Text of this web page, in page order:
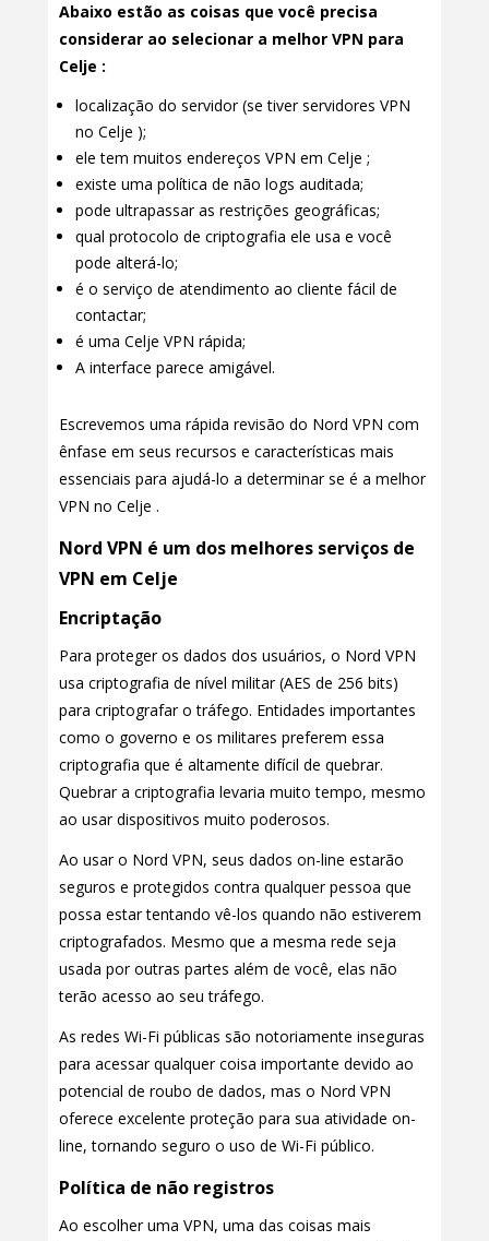
Abaixo estão as coisas que você precisa
considerar ao selecionar a melhor VPN para
Celje :
localização do servidor (se tiver servidores VPN
no Celje );
ele tem muitos endereços VPN em Celje ;
existe uma política de não logs auditada;
pode ultrapassar as restrições geográficas;
qual protocolo de criptografia ele usa e você
pode alterá-lo;
é o serviço de atendimento ao cliente fácil de
contactar;
é uma Celje VPN rápida;
A interface parece amigável.
Escrevemos uma rápida revisão do Nord VPN com
ênfase em seus recursos e características mais
essenciais para ajudá-lo a determinar se é a melhor
VPN no Celje .
Nord VPN é um dos melhores serviços de
VPN em Celje
Encriptação
Para proteger os dados dos usuários, o Nord VPN
usa criptografia de nível militar (AES de 256 bits)
para criptografar o tráfego. Entidades importantes
como o governo e os militares preferem essa
criptografia que é altamente difícil de quebrar.
Quebrar a criptografia levaria muito tempo, mesmo
ao usar dispositivos muito poderosos.
Ao usar o Nord VPN, seus dados on-line estarão
seguros e protegidos contra qualquer pessoa que
possa estar tentando vê-los quando não estiverem
criptografados. Mesmo que a mesma rede seja
usada por outras partes além de você, elas não
terão acesso ao seu tráfego.
As redes Wi-Fi públicas são notoriamente inseguras
para acessar qualquer coisa importante devido ao
potencial de roubo de dados, mas o Nord VPN
oferece excelente proteção para sua atividade on-
line, tornando seguro o uso de Wi-Fi público.
Política de não registros
Ao escolher uma VPN, uma das coisas mais